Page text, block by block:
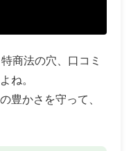
商法の穴、口コミ
ね。
豊かさを守って、